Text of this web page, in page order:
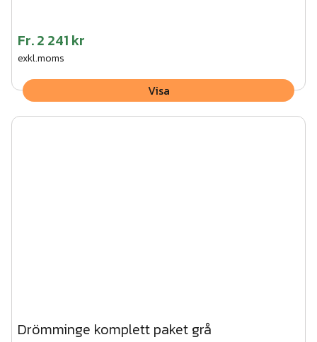
Fr.2 241 kr
exkl.moms
Visa
Drömminge komplett paket grå